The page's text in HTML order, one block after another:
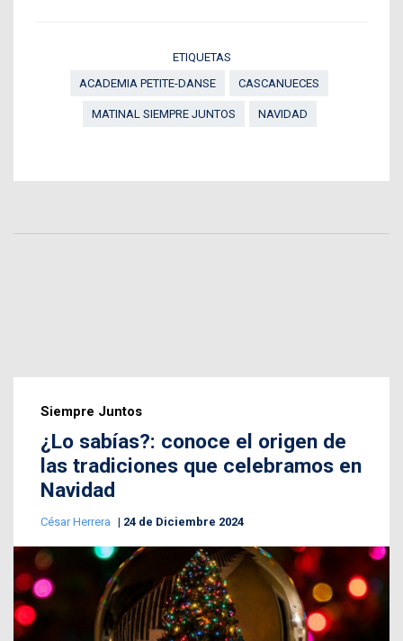
ETIQUETAS
ACADEMIA PETITE-DANSE
CASCANUECES
MATINAL SIEMPRE JUNTOS NAVIDAD
Siempre Juntos
¿Lo sabías?: conoce el origen de
las tradiciones que celebramos en
Navidad
César Herrera 24 de Diciembre 2024